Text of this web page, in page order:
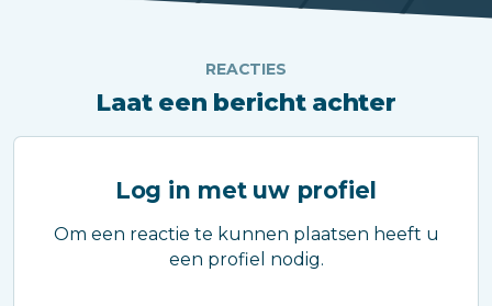
REACTIES
Laat een bericht achter
Log in met uw profiel
Om een reactie te kunnen plaatsen heeft u
een profiel nodig.